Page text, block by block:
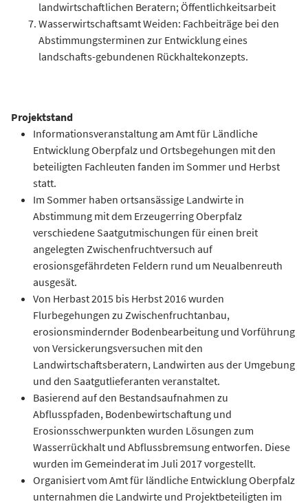
landwirtschaftlichen Beratern; Öffentlichkeitsarbeit
Wasserwirtschaftsamt Weiden: Fachbeiträge bei den
Abstimmungsterminen zur Entwicklung eines
landschafts-gebundenen Rückhaltekonzepts.
Projektstand
Informationsveranstaltung am Amt für Ländliche
Entwicklung Oberpfalz und Ortsbegehungen mit den
beteiligten Fachleuten fanden im Sommer und Herbst
statt.
Im Sommer haben ortsansässige Landwirte in
Abstimmung mit dem Erzeugerring Oberpfalz
verschiedene Saatgutmischungen für einen breit
angelegten Zwischenfruchtversuch auf
erosionsgefährdeten Feldern rund um Neualbenreuth
ausgesät.
Von Herbast 2015 bis Herbst 2016 wurden
Flurbegehungen zu Zwischenfruchtanbau,
erosionsmindernder Bodenbearbeitung und Vorführung
von Versickerungsversuchen mit den
Landwirtschaftsberatern, Landwirten aus der Umgebung
und den Saatgutlieferanten veranstaltet.
Basierend auf den Bestandsaufnahmen zu
Abflusspfaden, Bodenbewirtschaftung und
Erosionsschwerpunkten wurden Lösungen zum
Wasserrückhalt und Abflussbremsung entworfen. Diese
wurden im Gemeinderat im Juli 2017 vorgestellt.
Organisiert vom Amt für ländliche Entwicklung Oberpfalz
unternahmen die Landwirte und Projektbeteiligten im